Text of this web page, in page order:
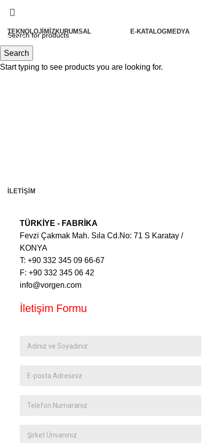
Menu
TÜRKİYE - FABRİKA
Fevzi Çakmak Mah. Sıla Cd.No: 71 S Karatay /
KONYA
T: +90 332 345 09 66-67
F: +90 332 345 06 42
info@vorgen.com
İletişim Formu
TEKNOLOJIMIZKURUMSAL E-KATALOGMEDYA
İLETIŞIM
Search
Start typing to see products you are looking for.